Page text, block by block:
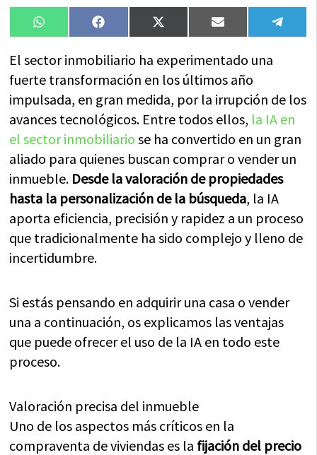
Compartir
en
WhatsAppCompartir
en
FacebookCompartir
en
X
(Twitter)
Compartir
en
Email
en
El sector inmobiliario ha experimentado una
fuerte transformación en los últimos año
impulsada, en gran medida, por la irrupción de los
avances tecnológicos. Entre todos ellos, la IA en
el sector inmobiliario se ha convertido en un gran
aliado para quienes buscan comprar o vender un
inmueble. Desde la valoración de propiedades
hasta la personalización de la búsqueda, la IA
aporta eficiencia, precisión y rapidez a un proceso
que tradicionalmente ha sido complejo y lleno de
incertidumbre.
Si estás pensando en adquirir una casa o vender
una a continuación, os explicamos las ventajas
que puede ofrecer el uso de la IA en todo este
proceso.
Valoración precisa del inmueble
Uno de los aspectos más críticos en la
compraventa de viviendas es la fijación del precio